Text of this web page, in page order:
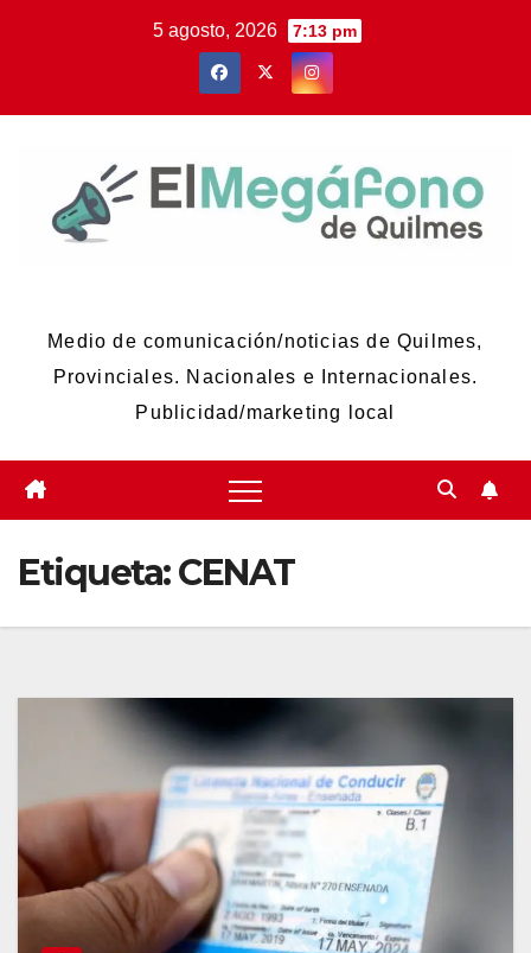
5 agosto, 2026 7:13 pm
Medio de comunicación/noticias de Quilmes,
Provinciales. Nacionales e Internacionales.
Publicidad/marketing local
Etiqueta:CENAT